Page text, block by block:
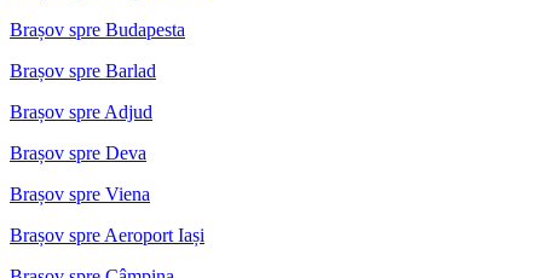
Brașov spre Budapesta
Brașov spre Barlad
Brașov spre Adjud
Brașov spre Deva
Brașov spre Viena
Brașov spre Aeroport Iași